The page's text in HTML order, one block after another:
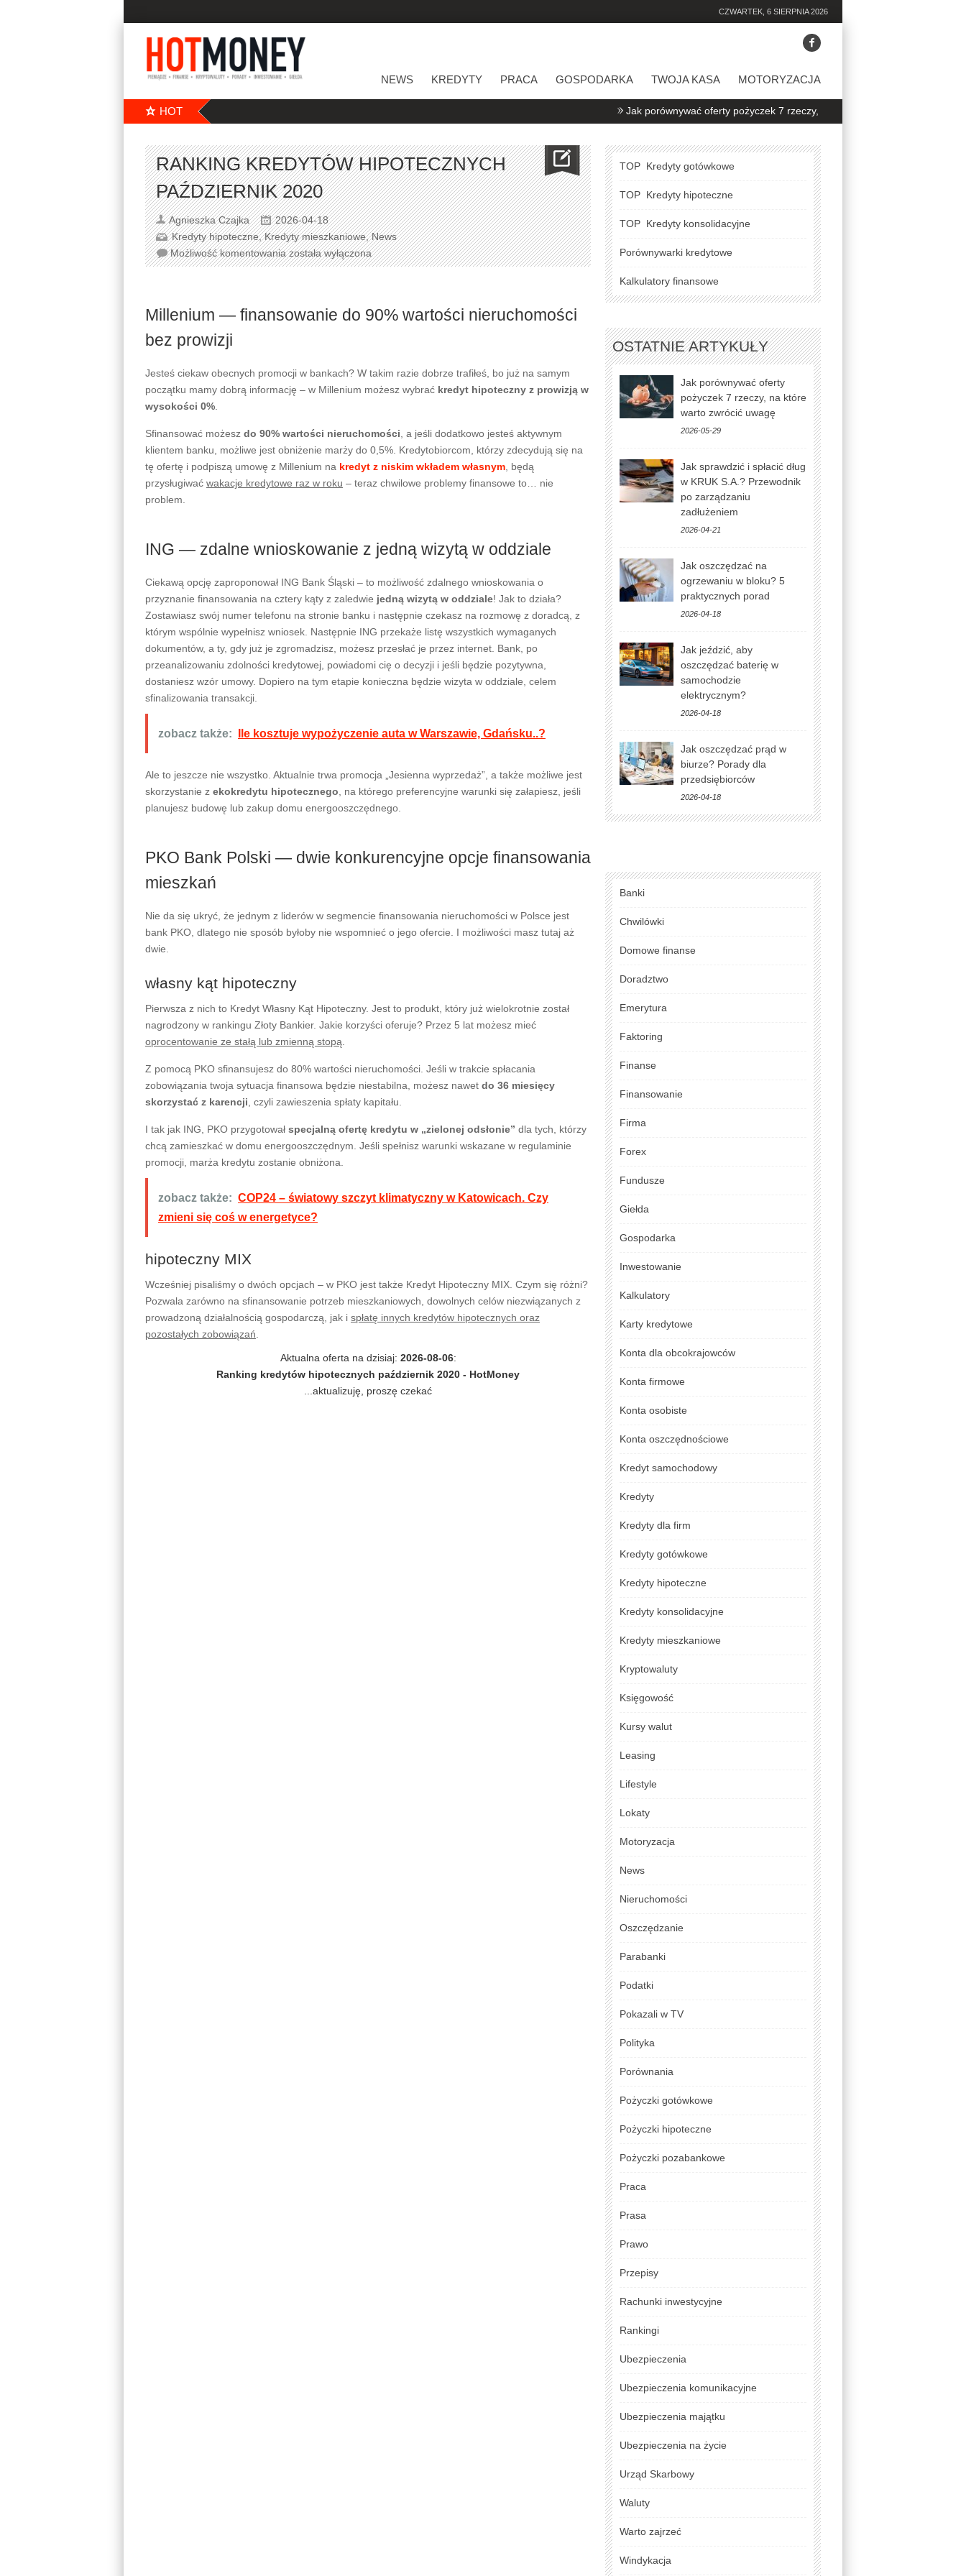
CZWARTEK, 6 SIERPNIA 2026
NEWS KREDYTY PRACA GOSPODARKA TWOJA KASA MOTORYZACJA
HOT Jak porównywać oferty pożyczek 7 rzeczy, na które warto zwrócić uwagę
RANKING KREDYTÓW HIPOTECZNYCH
PAŹDZIERNIK 2020
Agnieszka Czajka
2026-04-18
Kredyty hipoteczne,Kredyty mieszkaniowe,News
Możliwość komentowaniazostała wyłączona
Millenium — finansowanie do 90% wartości nieruchomości
bez prowizji
Jesteś ciekaw obecnych promocji w bankach? W takim razie dobrze trafiłeś, bo już na samym
początku mamy dobrą informację – w Millenium możesz wybrać kredyt hipoteczny z prowizją w
wysokości 0%
Sfinansować możesz do 90% wartości nieruchomości , a jeśli dodatkowo jesteś aktywnym
klientem banku, możliwe jest obniżenie marży do 0,5%. Kredytobiorcom, którzy zdecydują się na
tę ofertę i podpiszą umowę z Millenium na kredyt z niskim wkładem własnym , będą
przysługiwać wakacje kredytowe raz w roku – teraz chwilowe problemy finansowe to… nie
problem.
ING — zdalne wnioskowanie z jedną wizytą w oddziale
Ciekawą opcję zaproponował ING Bank Śląski – to możliwość zdalnego wnioskowania o
przyznanie finansowania na cztery kąty z zaledwie jedną wizytą w oddziale! Jak to działa?
Zostawiasz swój numer telefonu na stronie banku i następnie czekasz na rozmowę z doradcą, z
którym wspólnie wypełnisz wniosek. Następnie ING przekaże listę wszystkich wymaganych
dokumentów, a ty, gdy już je zgromadzisz, możesz przesłać je przez internet. Bank, po
przeanalizowaniu zdolności kredytowej, powiadomi cię o decyzji i jeśli będzie pozytywna,
dostaniesz wzór umowy. Dopiero na tym etapie konieczna będzie wizyta w oddziale, celem
sfinalizowania transakcji.
zobacz także: Ile kosztuje wypożyczenie auta w Warszawie, Gdańsku..?
Ale to jeszcze nie wszystko. Aktualnie trwa promocja „Jesienna wyprzedaż”, a także możliwe jest
skorzystanie z ekokredytu hipotecznego , na którego preferencyjne warunki się załapiesz, jeśli
planujesz budowę lub zakup domu energooszczędnego.
PKO Bank Polski — dwie konkurencyjne opcje finansowania
mieszkań
Nie da się ukryć, że jednym z liderów w segmencie finansowania nieruchomości w Polsce jest
bank PKO, dlatego nie sposób byłoby nie wspomnieć o jego ofercie. I możliwości masz tutaj aż
dwie.
własny kąt hipoteczny
Pierwsza z nich to Kredyt Własny Kąt Hipoteczny. Jest to produkt, który już wielokrotnie został
nagrodzony w rankingu Złoty Bankier. Jakie korzyści oferuje? Przez 5 lat możesz mieć
oprocentowanie ze stałą lub zmienną stopą
Z pomocą PKO sfinansujesz do 80% wartości nieruchomości. Jeśli w trakcie spłacania
zobowiązania twoja sytuacja finansowa będzie niestabilna, możesz nawet do 36 miesięcy
skorzystać z karencji , czyli zawieszenia spłaty kapitału.
I tak jak ING, PKO przygotował specjalną ofertę kredytu w „zielonej odsłonie” dla tych, którzy
chcą zamieszkać w domu energooszczędnym. Jeśli spełnisz warunki wskazane w regulaminie
promocji, marża kredytu zostanie obniżona.
zobacz także: COP24 – światowy szczyt klimatyczny w Katowicach. Czy
zmieni się coś w energetyce?
hipoteczny MIX
Wcześniej pisaliśmy o dwóch opcjach – w PKO jest także Kredyt Hipoteczny MIX. Czym się różni?
Pozwala zarówno na sfinansowanie potrzeb mieszkaniowych, dowolnych celów niezwiązanych z
prowadzoną działalnością gospodarczą, jak i spłatę innych kredytów hipotecznych oraz
pozostałych zobowiązań
Aktualna oferta na dzisiaj: 2026-08-06:
Ranking kredytów hipotecznych październik 2020 - HotMoney
...aktualizuję, proszę czekać
TOP Kredyty gotówkowe
TOP Kredyty hipoteczne
TOP Kredyty konsolidacyjne
Porównywarki kredytowe
Kalkulatory finansowe
OSTATNIE ARTYKUŁY
Jak porównywać oferty
pożyczek 7 rzeczy, na które
warto zwrócić uwagę
2026-05-29
Jak sprawdzić i spłacić dług
w KRUK S.A.? Przewodnik
po zarządzaniu
zadłużeniem
2026-04-21
Jak oszczędzać na
ogrzewaniu w bloku? 5
praktycznych porad
2026-04-18
Jak jeździć, aby
oszczędzać baterię w
samochodzie
elektrycznym?
2026-04-18
Jak oszczędzać prąd w
biurze? Porady dla
przedsiębiorców
2026-04-18
Banki
Chwilówki
Domowe finanse
Doradztwo
Emerytura
Faktoring
Finanse
Finansowanie
Firma
Forex
Fundusze
Giełda
Gospodarka
Inwestowanie
Kalkulatory
Karty kredytowe
Konta dla obcokrajowców
Konta firmowe
Konta osobiste
Konta oszczędnościowe
Kredyt samochodowy
Kredyty
Kredyty dla firm
Kredyty gotówkowe
Kredyty hipoteczne
Kredyty konsolidacyjne
Kredyty mieszkaniowe
Kryptowaluty
Księgowość
Kursy walut
Leasing
Lifestyle
Lokaty
Motoryzacja
News
Nieruchomości
Oszczędzanie
Parabanki
Podatki
Pokazali w TV
Polityka
Porównania
Pożyczki gotówkowe
Pożyczki hipoteczne
Pożyczki pozabankowe
Praca
Prasa
Prawo
Przepisy
Rachunki inwestycyjne
Rankingi
Ubezpieczenia
Ubezpieczenia komunikacyjne
Ubezpieczenia majątku
Ubezpieczenia na życie
Urząd Skarbowy
Waluty
Warto zajrzeć
Windykacja